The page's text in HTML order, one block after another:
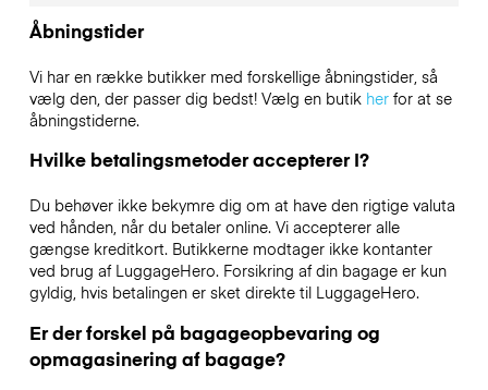
Åbningstider
Vi har en række butikker med forskellige åbningstider, så
vælg den, der passer dig bedst! Vælg en butik herfor at se
åbningstiderne.
Hvilke betalingsmetoder accepterer I?
Du behøver ikke bekymre dig om at have den rigtige valuta
ved hånden, når du betaler online. Vi accepterer alle
gængse kreditkort. Butikkerne modtager ikke kontanter
ved brug af LuggageHero. Forsikring af din bagage er kun
gyldig, hvis betalingen er sket direkte til LuggageHero.
Er der forskel på bagageopbevaring og
opmagasinering af bagage?